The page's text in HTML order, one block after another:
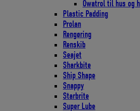
Owatrol til hus og
Plastic Padding
Prolan
Rengøring
Renskib
Seajet
Sharkbite
Ship Shape
Snappy
Starbrite
Super Lube